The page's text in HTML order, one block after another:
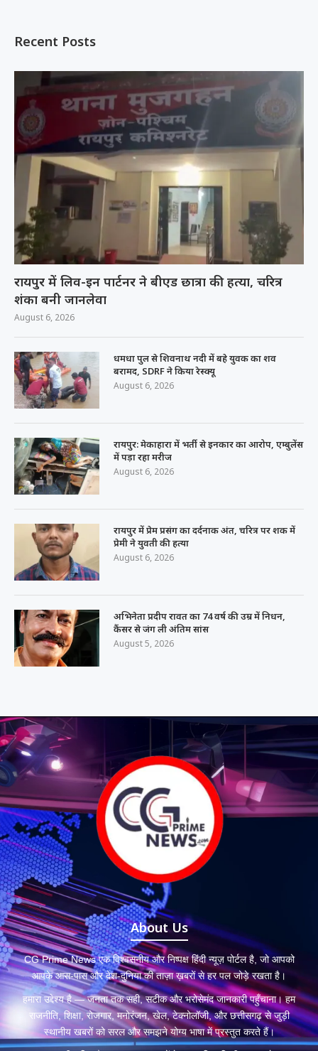
Recent Posts
रायपुर में लिव-इन पार्टनर ने बीएड छात्रा की हत्या, चरित्र
शंका बनी जानलेवा
August 6, 2026
धमधा पुल से शिवनाथ नदी में बहे युवक का शव
बरामद, SDRF ने किया रेस्क्यू
August 6, 2026
रायपुर: मेकाहारा में भर्ती से इनकार का आरोप, एम्बुलेंस
में पड़ा रहा मरीज
August 6, 2026
रायपुर में प्रेम प्रसंग का दर्दनाक अंत, चरित्र पर शक में
प्रेमी ने युवती की हत्या
August 6, 2026
अभिनेता प्रदीप रावत का 74 वर्ष की उम्र में निधन,
कैंसर से जंग ली अंतिम सांस
August 5, 2026
About Us
CG Prime News एक विश्वसनीय और निष्पक्ष हिंदी न्यूज़ पोर्टल है, जो आपको
आपके आस-पास और देश-दुनिया की ताज़ा ख़बरों से हर पल जोड़े रखता है।
हमारा उद्देश्य है — जनता तक सही, सटीक और भरोसेमंद जानकारी पहुँचाना। हम
राजनीति, शिक्षा, रोजगार, मनोरंजन, खेल, टेक्नोलॉजी, और छत्तीसगढ़ से जुड़ी
स्थानीय खबरों को सरल और समझने योग्य भाषा में प्रस्तुत करते हैं।